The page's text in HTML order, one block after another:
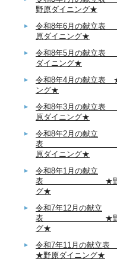
野原ダイニング★
令和8年6月の
原ダイニング★
令和8年5月の献
ダイニング★
令和8年4月の献立表
ング★
令和8年3月の
原ダイニング★
令和8年2月の献立
表
原ダイニング★
令和8年1月の献立
表 ★野原ダ
グ★
令和7年12月の献立
表 ★野原ダ
グ★
令和7年11月
★野原ダイニング★